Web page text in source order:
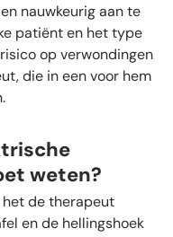
nauwkeurig aan te
patiënt en het type
op verwondingen
die in een voor hem
weten?
de therapeut
en de hellingshoek